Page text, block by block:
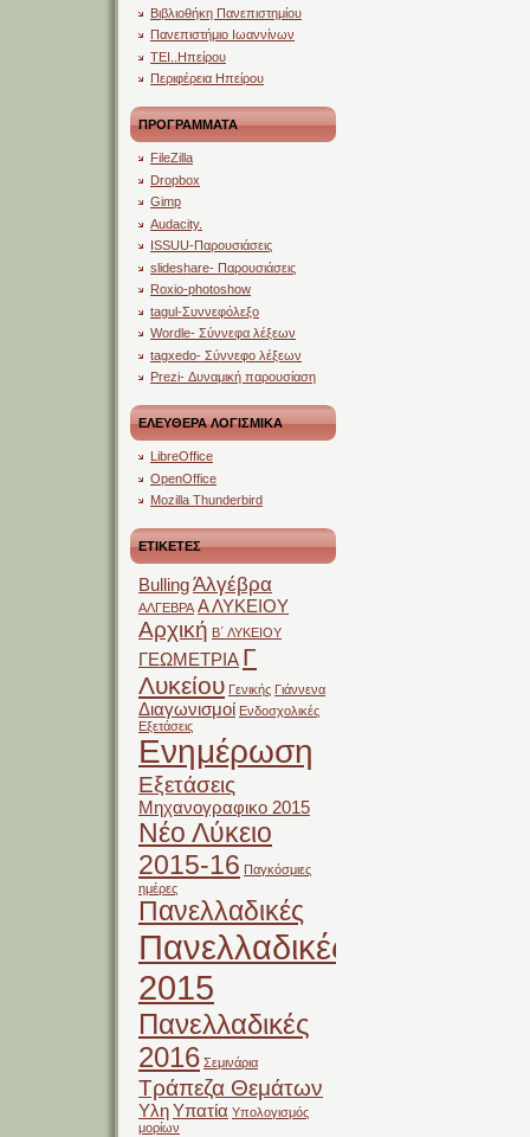
Βιβλιοθήκη Πανεπιστημίου
Πανεπιστήμιο Ιωαννίνων
ΤΕΙ..Ηπείρου
Περιφέρεια Ηπείρου
ΠΡΟΓΡΑΜΜΑΤΑ
FileZilla
Dropbox
Gimp
Audacity.
ISSUU-Παρουσιάσεις
slideshare- Παρουσιάσεις
Roxio-photoshow
tagul-Συννεφόλεξο
Wordle- Σύννεφα λέξεων
tagxedo- Σύννεφο λέξεων
Prezi- Δυναμική παρουσίαση
ΕΛΕΥΘΕΡΑ ΛΟΓΙΣΜΙΚΑ
LibreOffice
OpenOffice
Mozilla Thunderbird
ΕΤΙΚΕΤΕΣ
BullingΆλγέβρα
ΑΛΓΕΒΡΑ Α ΛΥΚΕΙΟΥ
Αρχική Β΄ ΛΥΚΕΙΟΥ
ΓΕΩΜΕΤΡΙΑ Γ
Λυκείου Γενικής Γιάννενα
Διαγωνισμοί Ενδοσχολικές
Εξετάσεις
Ενημέρωση
Εξετάσεις
Μηχανογραφικο 2015
Νέο Λύκειο
2015-16 Παγκόσμιες
ημέρες
Πανελλαδικές
Πανελλαδικές
2015
Πανελλαδικές
2016 Σεμινάρια
Τράπεζα Θεμάτων
ΥληΥπατία Υπολογισμός
μορίων